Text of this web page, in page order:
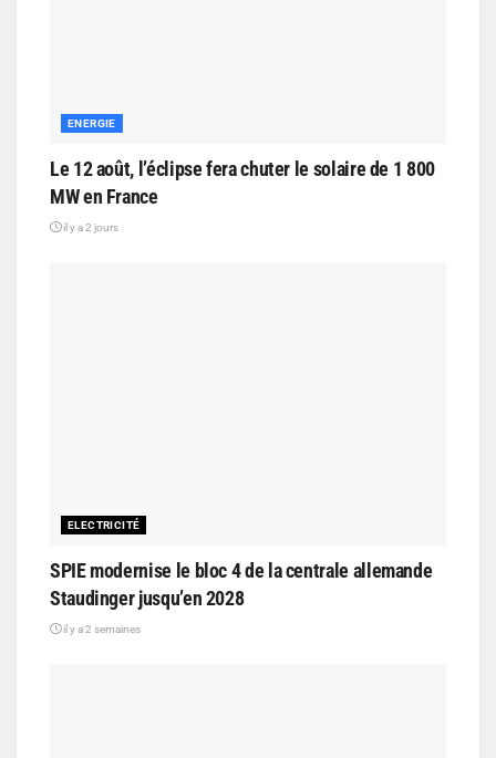
ENERGIE
Le 12 août, l’éclipse fera chuter le solaire de 1 800
MW en France
il y a 2 jours
ELECTRICITÉ
SPIE modernise le bloc 4 de la centrale allemande
Staudinger jusqu’en 2028
il y a 2 semaines